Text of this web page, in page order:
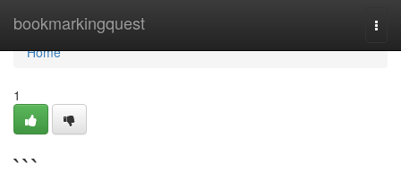
bookmarkingquest
Home
Home
1
```